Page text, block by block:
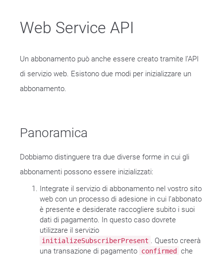
Web Service API
Un abbonamento può anche essere creato tramite l’API
di servizio web. Esistono due modi per inizializzare un
abbonamento.
Panoramica
Dobbiamo distinguere tra due diverse forme in cui gli
abbonamenti possono essere inizializzati:
Integrate il servizio di abbonamento nel vostro sito
web con un processo di adesione in cui l’abbonato
è presente e desiderate raccogliere subito i suoi
dati di pagamento. In questo caso dovrete
utilizzare il servizio
initializeSubscriberPresent
. Questo creerà
una transazione di pagamento confirmed che